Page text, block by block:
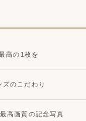
高の1枚を
のこだわり
高画質の記念写真